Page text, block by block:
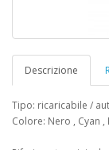
Descrizione
Tipo: ricaricabile /
Colore: Nero , Cyan ,